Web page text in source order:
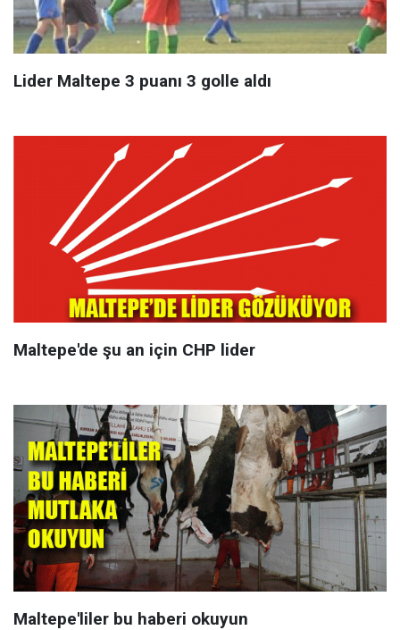
Lider Maltepe 3 puanı 3 golle aldı
Maltepe'de şu an için CHP lider
Maltepe'liler bu haberi okuyun